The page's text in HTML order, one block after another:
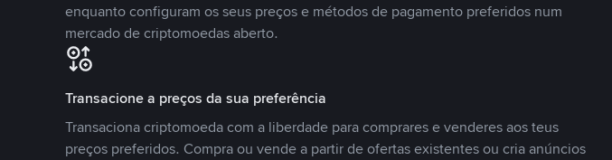
enquanto configuram os seus preços e métodos de pagamento preferidos num
mercado de criptomoedas aberto.
Transacione a preços da sua preferência
Transaciona criptomoeda com a liberdade para comprares e venderes aos teus
preços preferidos. Compra ou vende a partir de ofertas existentes ou cria anúncios